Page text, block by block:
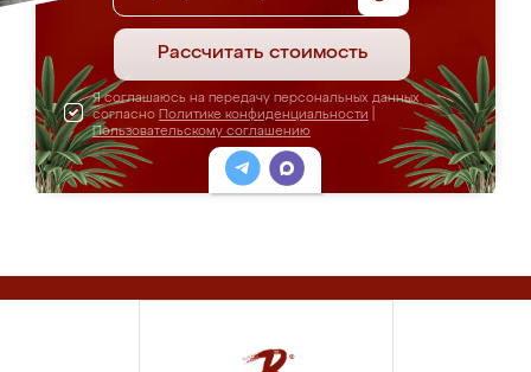
Рассчитать стоимость
Я соглашаюсь на передачу персональных данных
согласно Политике конфиденциальности
Пользовательскому соглашению